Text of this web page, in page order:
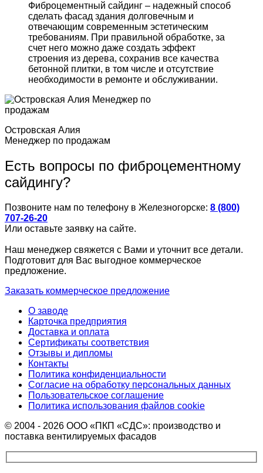
Фиброцементный сайдинг – надежный способ
сделать фасад здания долговечным и
отвечающим современным эстетическим
требованиям. При правильной обработке, за
счет него можно даже создать эффект
строения из дерева, сохранив все качества
бетонной плитки, в том числе и отсутствие
необходимости в ремонте и обслуживании.
Островская Алия
Менеджер по продажам
Есть вопросы по фиброцементному
сайдингу?
Позвоните нам по телефону в Железногорске: 8 (800)
707-26-20
Или оставьте заявку на сайте.
Наш менеджер свяжется с Вами и уточнит все детали.
Подготовит для Вас выгодное коммерческое
предложение.
Заказать коммерческое предложение
О заводе
Карточка предприятия
Доставка и оплата
Сертификаты соответствия
Отзывы и дипломы
Контакты
Политика конфиденциальности
Согласие на обработку персональных данных
Пользовательское соглашение
Политика использования файлов cookie
© 2004 - 2026 ООО «ПКП «СДС»: производство и
поставка вентилируемых фасадов